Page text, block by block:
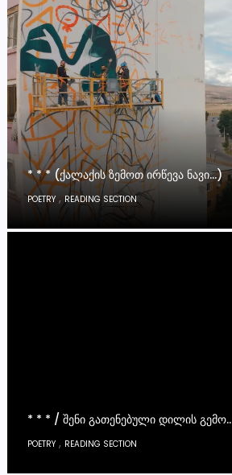
* * * (ᲥᲐᲚᲐᲥᲘᲡ ᲖᲔᲛᲝᲗ ᲘᲠᲬᲔᲕᲐ ᲜᲐᲕᲘ…)
POETRY,READING SECTION
* * * / ᲨᲔᲜᲘ ᲒᲐᲗᲔᲜᲔᲑᲣᲚᲘ ᲓᲘᲚᲘᲡ ᲒᲔᲛᲝ..
POETRY , READING SECTION